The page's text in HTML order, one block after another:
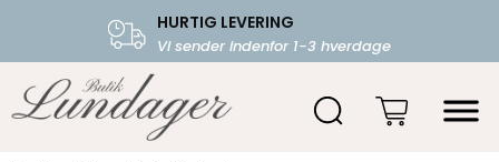
HURTIG LEVERING
Vi sender indenfor 1-3 hverdage
FRI FRAGT OVER 599.-
Starter fra 39,-